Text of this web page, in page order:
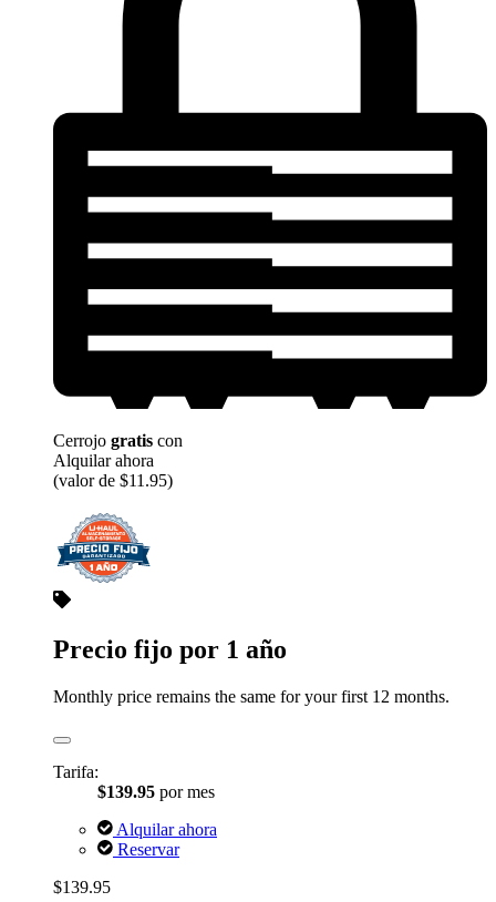
Cerrojo gratis con
Alquilar ahora
(valor de $11.95)
Precio fijo por 1 año
Monthly price remains the same for your first 12 months.
Tarifa:
$139.95 por mes
Alquilar ahora
Reservar
$139.95